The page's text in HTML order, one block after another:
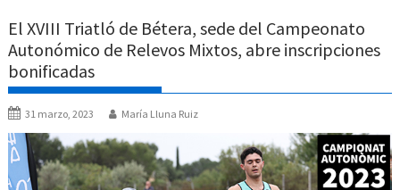
El XVIII Triatló de Bétera, sede del Campeonato
Autonómico de Relevos Mixtos, abre inscripciones
bonificadas
31 marzo, 2023 María Lluna Ruiz